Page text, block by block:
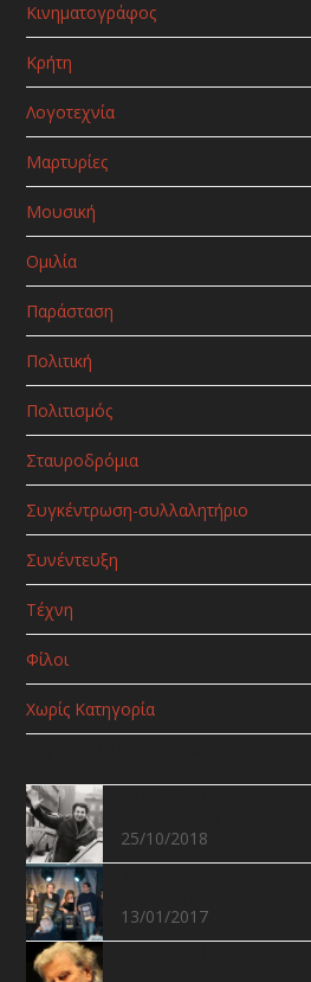
Κινηματογράφος
Κρήτη
Λογοτεχνία
Μαρτυρίες
Μουσική
Ομιλία
Παράσταση
Πολιτική
Πολιτισμός
Σταυροδρόμια
Συγκέντρωση-συλλαλητήριο
Συνέντευξη
Τέχνη
Φίλοι
Χωρίς Κατηγορία
25/10/2018
13/01/2017